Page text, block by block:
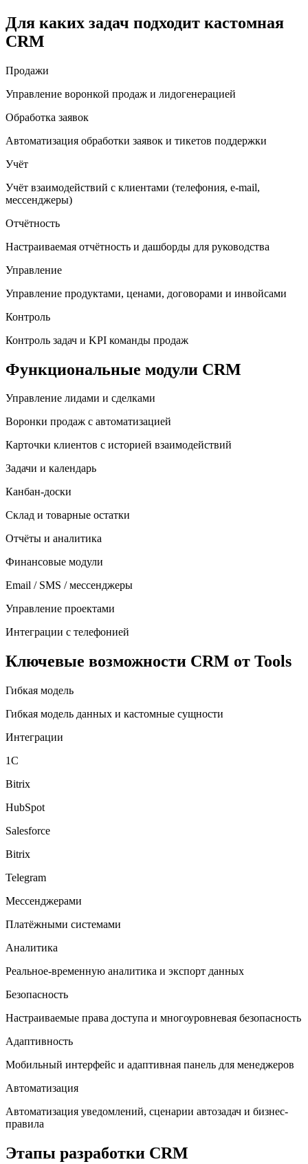
Для каких задач подходит кастомная
CRM
Продажи
Управление воронкой продаж и лидогенерацией
Обработка заявок
Автоматизация обработки заявок и тикетов поддержки
Учёт
Учёт взаимодействий с клиентами (телефония, e-mail,
мессенджеры)
Отчётность
Настраиваемая отчётность и дашборды для руководства
Управление
Управление продуктами, ценами, договорами и инвойсами
Контроль
Контроль задач и KPI команды продаж
Функциональные модули CRM
Управление лидами и сделками
Воронки продаж с автоматизацией
Карточки клиентов с историей взаимодействий
Задачи и календарь
Канбан-доски
Склад и товарные остатки
Отчёты и аналитика
Финансовые модули
Email / SMS / мессенджеры
Управление проектами
Интеграции с телефонией
Ключевые возможности CRM от Tools
Гибкая модель
Гибкая модель данных и кастомные сущности
Интеграции
1С
Bitrix
HubSpot
Salesforce
Bitrix
Telegram
Мессенджерами
Платёжными системами
Аналитика
Реальное-временную аналитика и экспорт данных
Безопасность
Настраиваемые права доступа и многоуровневая безопасность
Адаптивность
Мобильный интерфейс и адаптивная панель для менеджеров
Автоматизация
Автоматизация уведомлений, сценарии автозадач и бизнес-
правила
Этапы разработки CRM